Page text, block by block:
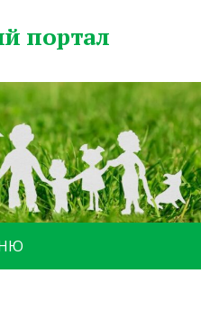
портал